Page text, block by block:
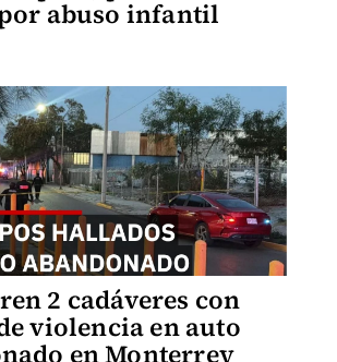
abuso infantil
2 cadáveres con
violencia en auto
en Monterrey